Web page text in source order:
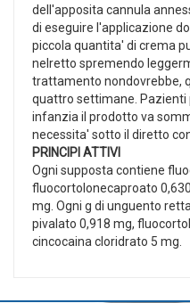
dell'apposita cannula
di eseguire l'applicazione
piccola quantita' di crema
nelretto spremendo
trattamento nondovrebbe,
quattro settimane. Pazienti
infanzia il prodotto va
necessita' sotto il diretto
PRINCIPI ATTIVI
Ogni supposta contiene
fluocortolonecaproato
mg. Ogni g di unguento
pivalato 0,918 mg,
cincocaina cloridrato 5 mg.